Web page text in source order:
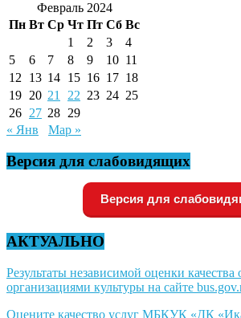
Февраль 2024
Пн Вт Ср Чт Пт Сб Вс
1
2 3
4
5
6 7 8 9 10 11
12
13 14 15 16 17 18
19 20 21 22 23 24 25
26 27 28 29
« Янв
Мар »
Версия для слабовидящих
Версия для
АКТУАЛЬНО
Результаты независимой оценки качества
организациями культуры на сайте
Оцените качество услуг МБКУК «ДК